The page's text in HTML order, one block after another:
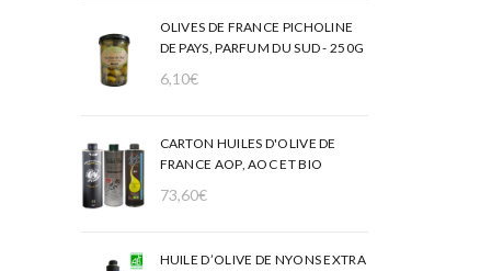
OLIVES DE FRANCE PICHOLINE
DE PAYS, PARFUM DU SUD - 250G
6,10€
CARTON HUILES D'OLIVE DE
FRANCE AOP, AOC ET BIO
73,60€
HUILE D’OLIVE DE NYONS EXTRA